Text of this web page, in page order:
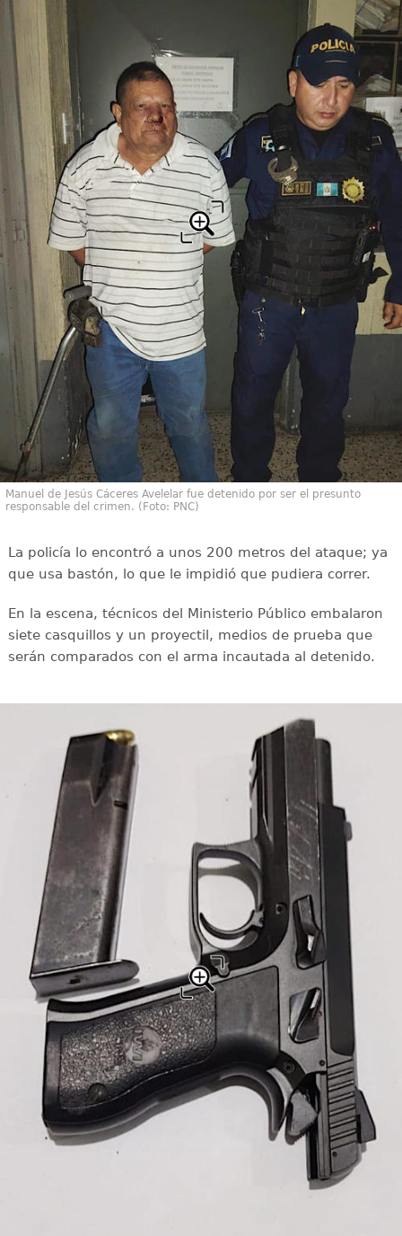
Manuel de Jesús Cáceres Avelelar fue detenido por ser el presunto
responsable del crimen. (Foto: PNC)
La policía lo encontró a unos 200 metros del ataque; ya
que usa bastón, lo que le impidió que pudiera correr.
En la escena, técnicos del Ministerio Público embalaron
siete casquillos y un proyectil, medios de prueba que
serán comparados con el arma incautada al detenido.